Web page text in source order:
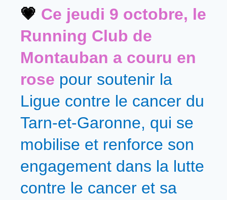
💗 Ce jeudi 9 octobre, le
Running Club de
Montauban a couru en
rose pour soutenir la
Ligue contre le cancer du
Tarn-et-Garonne, qui se
mobilise et renforce son
engagement dans la lutte
contre le cancer et sa